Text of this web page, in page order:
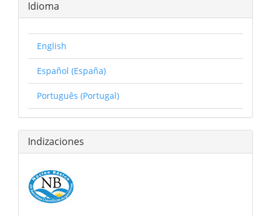
Idioma
English
Español (España)
Português (Portugal)
Indizaciones